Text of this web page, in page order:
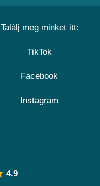
Találj meg minket itt:
TikTok
Facebook
Instagram
4.9